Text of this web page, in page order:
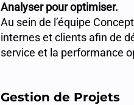
Analyser pour optimiser.
Au sein de l’équipe
internes et clients afin de
service et la performance
Gestion de Projets